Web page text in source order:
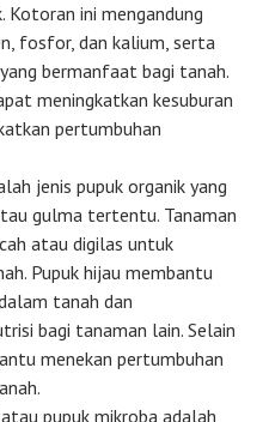
ini mengandung
fosfor, dan kalium, serta
bermanfaat bagi tanah.
meningkatkan kesuburan
pertumbuhan
jenis pupuk organik yang
gulma tertentu. Tanaman
atau digilas untuk
Pupuk hijau membantu
tanah dan
bagi tanaman lain. Selain
menekan pertumbuhan
pupuk mikroba adalah